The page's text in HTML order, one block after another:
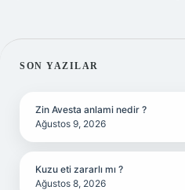
SIDEBAR
SON YAZILAR
Zin Avesta anlami nedir ?
Ağustos 9, 2026
Kuzu eti zararlı mı ?
Ağustos 8, 2026